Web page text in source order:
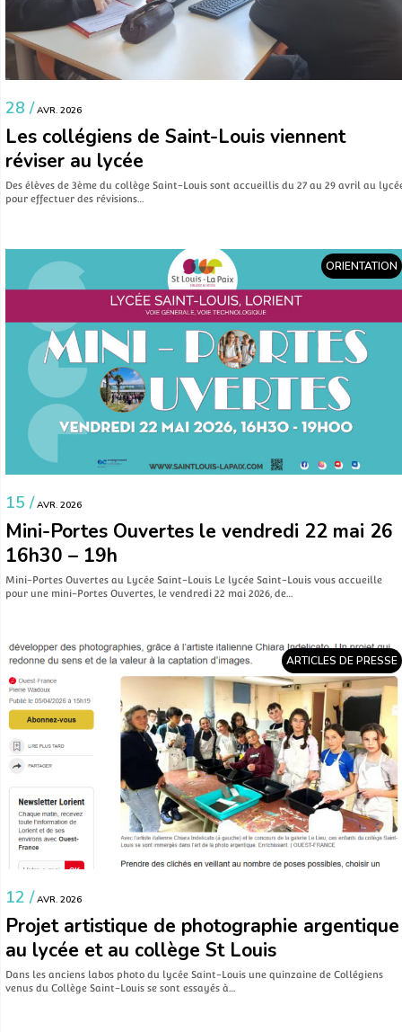
28 / AVR. 2026
Les collégiens de Saint-Louis viennent
réviser au lycée
Des élèves de 3ème du collège Saint-Louis sont accueillis du 27 au 29 avril au
pour effectuer des révisions…
ORIENTATION
15 / AVR. 2026
Mini-Portes Ouvertes le vendredi 22 mai 26
16h30 – 19h
Mini-Portes Ouvertes au Lycée Saint-Louis Le lycée Saint-Louis vous accueille
pour une mini-Portes Ouvertes, le vendredi 22 mai 2026, de…
ARTICLES DE PRESSE
12 / AVR. 2026
Projet artistique de photographie argentique
au lycée et au collège St Louis
Dans les anciens labos photo du lycée Saint-Louis une quinzaine de Collégiens
venus du Collège Saint-Louis se sont essayés à…